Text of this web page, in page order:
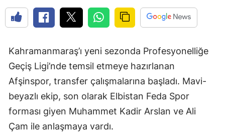
Kahramanmaraş’ı yeni sezonda Profesyonelliğe
Geçiş Ligi’nde temsil etmeye hazırlanan
Afşinspor, transfer çalışmalarına başladı. Mavi-
beyazlı ekip, son olarak Elbistan Feda Spor
forması giyen Muhammet Kadir Arslan ve Ali
Çam ile anlaşmaya vardı.